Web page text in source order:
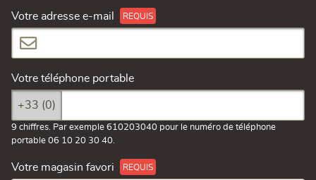
Votre adresse e-mail
Votre téléphone portable
+33 (0)
9 chiffres. Par exemple 610203040 pour le numéro de téléphone
portable 06 10 20 30 40.
Votre magasin favori